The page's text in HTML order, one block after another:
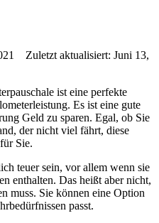
Zuletzt aktualisiert: Juni 13,
ist eine perfekte
Es ist eine gute
Geld zu sparen. Egal, ob Sie
der nicht viel fährt, diese
Sie.
teuer sein, vor allem wenn sie
enthalten. Das heißt aber nicht,
muss. Sie können eine Option
passt.